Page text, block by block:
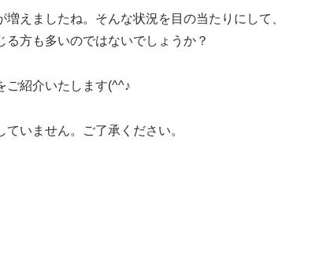
えましたね。そんな状況を目の当たりにして、
る方も多いのではないでしょうか？
ご紹介いたします(^^♪
いません。ご了承ください。